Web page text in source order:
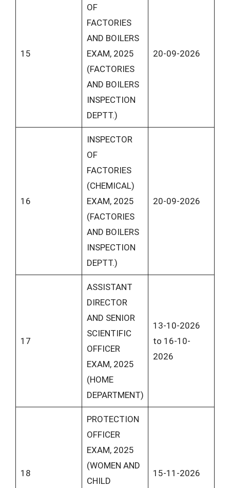
15
OF
FACTORIES
AND BOILERS
EXAM, 2025
(FACTORIES
AND BOILERS
INSPECTION
DEPTT.)
20-09-2026
16
INSPECTOR
OF
FACTORIES
(CHEMICAL)
EXAM, 2025
(FACTORIES
AND BOILERS
INSPECTION
DEPTT.)
20-09-2026
17
ASSISTANT
DIRECTOR
AND SENIOR
SCIENTIFIC
OFFICER
EXAM, 2025
(HOME
DEPARTMENT)
13-10-2026
to 16-10-
2026
18
PROTECTION
OFFICER
EXAM, 2025
(WOMEN AND
CHILD
15-11-2026